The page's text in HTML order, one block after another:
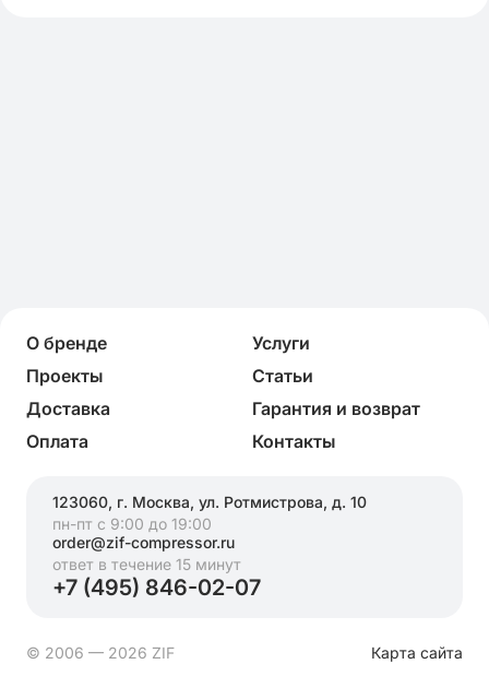
О бренде
Услуги
Проекты
Статьи
Доставка
Гарантия и возврат
Оплата
Контакты
123060, г. Москва, ул. Ротмистрова, д. 10
пн-пт с 9:00 до 19:00
order@zif-compressor.ru
ответ в течение 15 минут
+7 (495) 846-02-07
© 2006 — 2026 ZIF Карта сайта